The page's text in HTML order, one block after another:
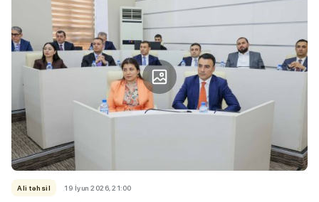
Ali təhsil 19 İyun 2026, 21:00